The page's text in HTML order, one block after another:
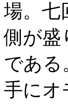
場。七
側が盛
である
手にオ